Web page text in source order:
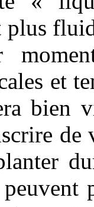
plus
et
bien
de